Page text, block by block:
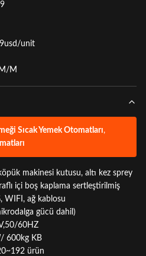
unit
M
Sıcak Yemek Otomatları,
makinesi kutusu, altı kez sprey
içi boş kaplama sertleştirilmiş
WIFI, ağ kablosu
gücü dahil)
60HZ
600kg KB
ürün